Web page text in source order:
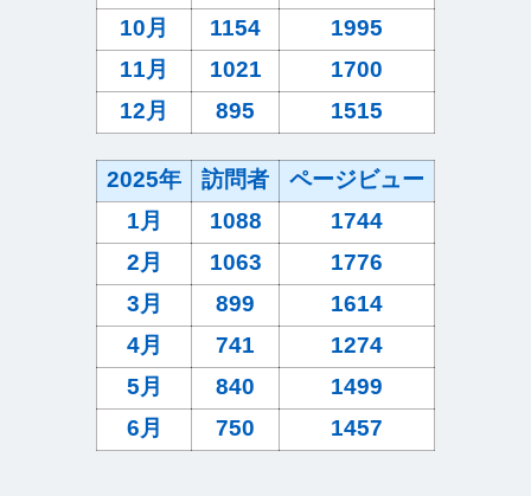
10月
1154
1995
11月
1021
1700
12月
895 1515
2025年 訪問者
ページビュー
1月
1088
1744
2月
1063
1776
3月
899
1614
4月
741
1274
5月
840
1499
6月
750 1457